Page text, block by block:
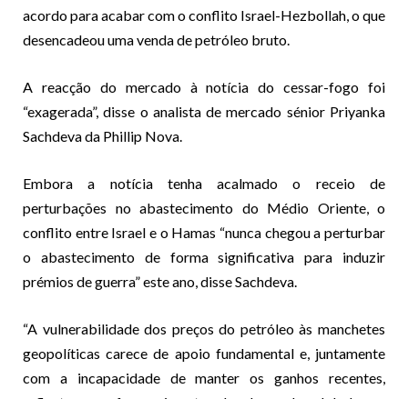
acordo para acabar com o conflito Israel-Hezbollah, o que
desencadeou uma venda de petróleo bruto.
A reacção do mercado à notícia do cessar-fogo foi
“exagerada”, disse o analista de mercado sénior Priyanka
Sachdeva da Phillip Nova.
Embora a notícia tenha acalmado o receio de
perturbações no abastecimento do Médio Oriente, o
conflito entre Israel e o Hamas “nunca chegou a perturbar
o abastecimento de forma significativa para induzir
prémios de guerra” este ano, disse Sachdeva.
“A vulnerabilidade dos preços do petróleo às manchetes
geopolíticas carece de apoio fundamental e, juntamente
com a incapacidade de manter os ganhos recentes,